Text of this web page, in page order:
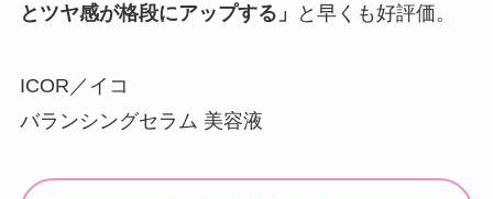
とツヤ感が格段にアップする」
と早くも好評価。
ICOR／イコ
バランシングセラム 美容液